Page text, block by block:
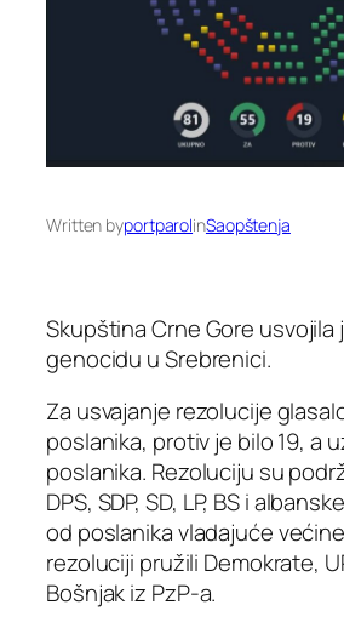
Written byportparolinSaopštenja
Skupština Crne Gore usvojila
genocidu u Srebrenici.
Za usvajanje rezolucije
poslanika, protiv je bilo 19, a
poslanika. Rezoluciju su
DPS, SDP, SD, LP, BS i
od poslanika vladajuće
rezoluciji pružili Demokrate,
Bošnjak iz PzP-a.